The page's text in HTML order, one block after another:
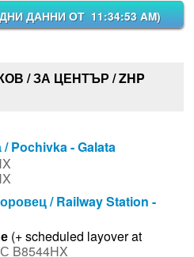
ДАННИ ОТ 11:34:53 AM)
/ ЗА ЦЕНТЪР / ZHP
Pochivka - Galata
/ Railway Station -
(+ scheduled layover at
B8544HX